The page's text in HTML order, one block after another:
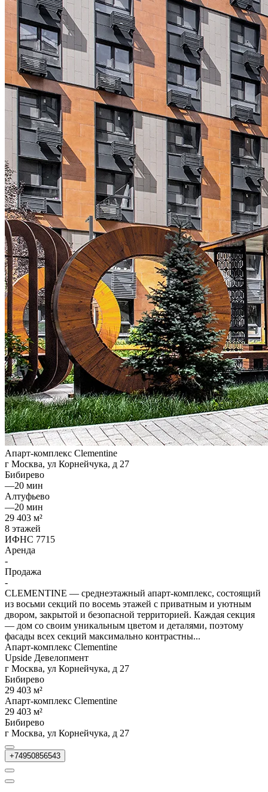
Апарт-комплекс Clementine
г Москва, ул Корнейчука, д 27
Бибирево
—20 мин
Алтуфьево
—20 мин
29 403 м²
8 этажей
ИФНС 7715
Аренда
-
Продажа
-
CLEMENTINE — среднеэтажный апарт-комплекс, состоящий
из восьми секций по восемь этажей с приватным и уютным
двором, закрытой и безопасной территорией. Каждая секция
— дом со своим уникальным цветом и деталями, поэтому
фасады всех секций максимально контрастны...
Апарт-комплекс Clementine
Upside Девелопмент
г Москва, ул Корнейчука, д 27
Бибирево
29 403 м²
Апарт-комплекс Clementine
29 403 м²
Бибирево
г Москва, ул Корнейчука, д 27
+74950856543